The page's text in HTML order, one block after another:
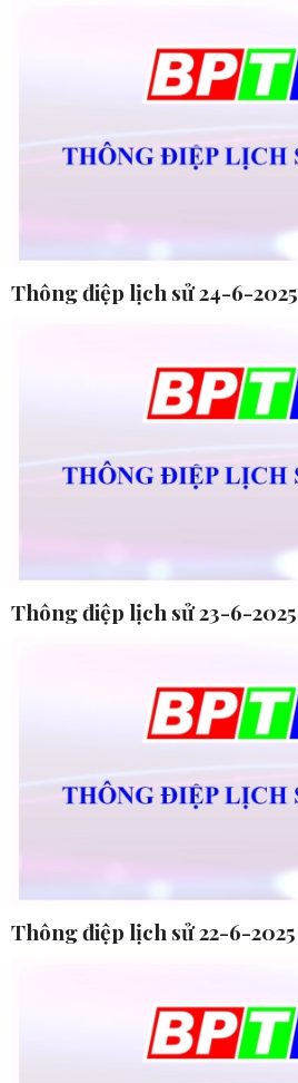
Thông điệp lịch sử 24-6-2025
Thông điệp lịch sử 23-6-2025
Thông điệp lịch sử 22-6-2025